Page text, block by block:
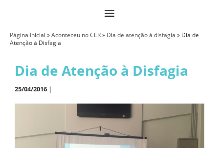
Página Inicial »Aconteceu no CER» Dia de atenção à disfagia » Dia de
Atenção à Disfagia
Dia de Atenção à Disfagia
25/04/2016 |